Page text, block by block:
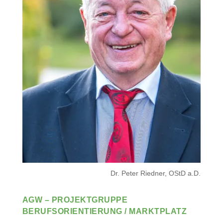
Dr. Peter Riedner, OStD a.D.
AGW – PROJEKTGRUPPE
BERUFSORIENTIERUNG / MARKTPLATZ